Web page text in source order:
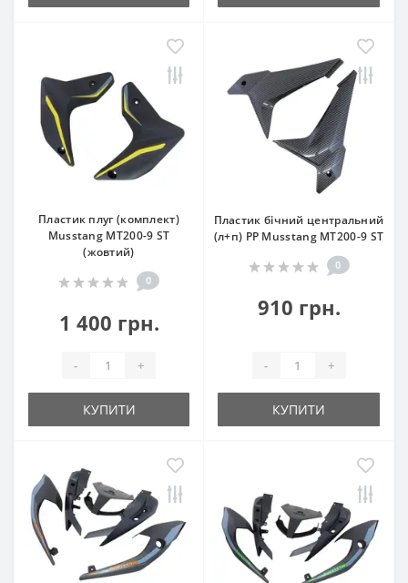
Пластик плуг (комплект)
Musstang МТ200-9 ST
(жовтий)
0
1 400 грн.
- +
КУПИТИ
Пластик бічний центральний
(л+п) PP Musstang МТ200-9 ST
0
910 грн.
- +
КУПИТИ